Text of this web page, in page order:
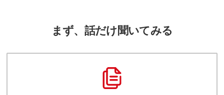
まず、話だけ聞いてみる